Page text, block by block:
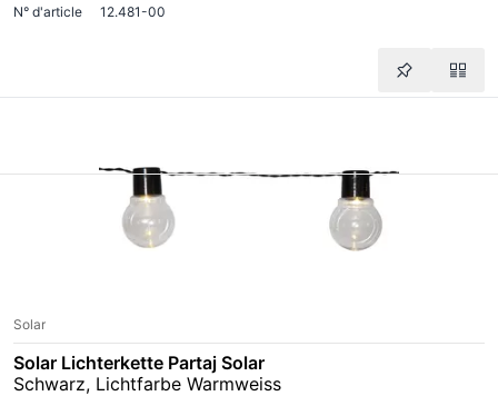
N° d'article 12.481-00
Solar
Solar Lichterkette Partaj Solar
Schwarz, Lichtfarbe Warmweiss